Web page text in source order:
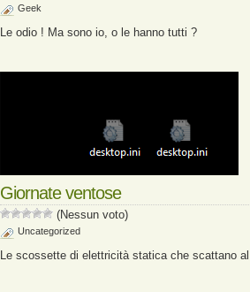
Geek
Le odio ! Ma sono io, o le hanno tutti ?
Giornate ventose
(Nessun voto)
Uncategorized
Le scossette di elettricità statica che scattano